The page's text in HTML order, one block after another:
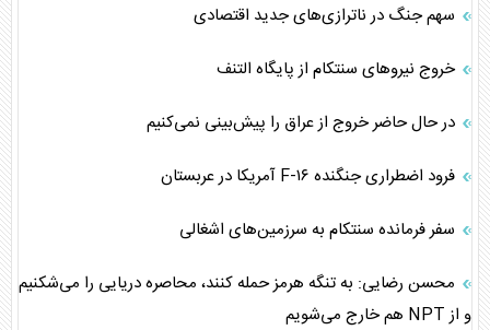
سهم جنگ در ناترازی‌های جدید اقتصادی
خروج نیروهای سنتکام از پایگاه التنف
در حال حاضر خروج از عراق را پیش‌بینی نمی‌کنیم
فرود اضطراری جنگنده F-۱۶ آمریکا در عربستان
سفر فرمانده سنتکام به سرزمین‌های اشغالی
محسن رضایی: به تنگه هرمز حمله کنند، محاصره دریایی را می‌شکنیم
و از NPT هم خارج می‌شویم